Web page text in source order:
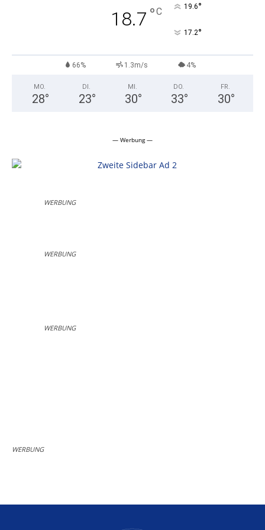
18.7 °C 19.6°
17.2°
66% 1.3m/s 4%
MO.
28°
DI.
23°
MI.
30°
DO.
33°
FR.
30°
— Werbung —
WERBUNG
WERBUNG
WERBUNG
WERBUNG